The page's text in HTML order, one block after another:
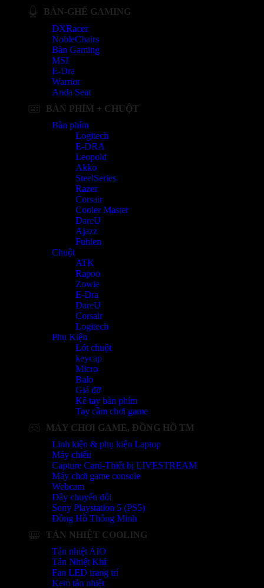
BÀN-GHẾ GAMING
DXRacer
NobleChairs
Bàn Gaming
MSI
E-Dra
Warrior
Anda Seat
BÀN PHÍM + CHUỘT
Bàn phím
Logitech
E-DRA
Leopold
Akko
SteelSeries
Razer
Corsair
Cooler Master
DareU
Ajazz
Fuhlen
Chuột
ATK
Rapoo
Zowie
E-Dra
DareU
Corsair
Logitech
Phụ Kiện
Lót chuột
keycap
Micro
Balo
Giá đỡ
Kê tay bàn phím
Tay cầm chơi game
MÁY CHƠI GAME, ĐỒNG HỒ TM
Linh kiện & phụ kiện Laptop
Máy chiếu
Capture Card-Thiết bị LIVESTREAM
Máy chơi game console
Webcam
Dây chuyển đổi
Sony Playstation 5 (PS5)
Đồng Hồ Thông Minh
TẢN NHIỆT COOLING
Tản nhiệt AIO
Tản Nhiệt Khí
Fan LED trang trí
Kem tản nhiệt